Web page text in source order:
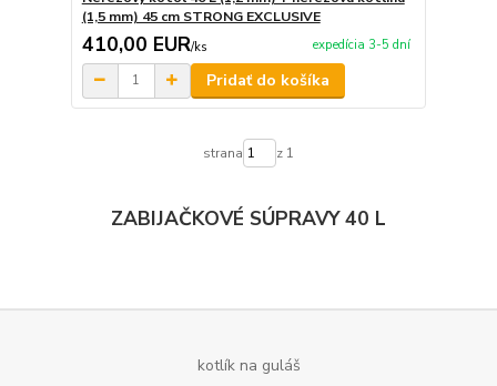
(1,5 mm) 45 cm STRONG EXCLUSIVE
410,00 EUR/ks expedícia 3-5 dní
Pridať do košíka
strana z 1
ZABIJAČKOVÉ SÚPRAVY 40 L
kotlík na guláš